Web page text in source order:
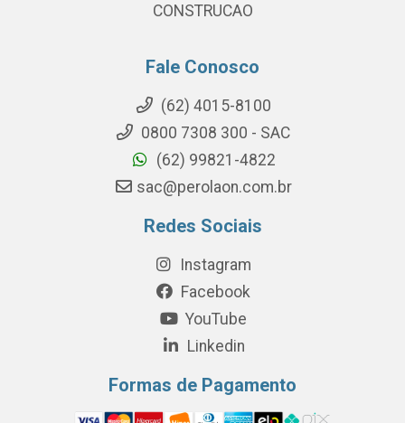
CONSTRUCAO
Fale Conosco
(62) 4015-8100
0800 7308 300 - SAC
(62) 99821-4822
sac@perolaon.com.br
Redes Sociais
Instagram
Facebook
YouTube
Linkedin
Formas de Pagamento